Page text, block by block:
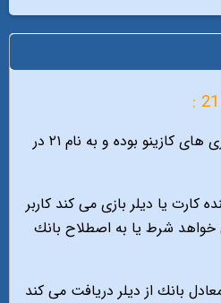
اين بازى جز محبوب ترين بازى هاى كازينو بوده و به نام ٢١ در
كارت يا ديلر بازى مى كند كاربر
خواهد شرط يا به اصطلاح بانك
بانك از ديلر دريافت مى كند